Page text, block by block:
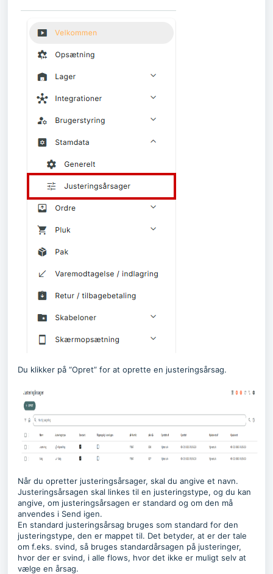
Du klikker på “Opret” for at oprette en justeringsårsag.
Når du opretter justeringsårsager, skal du angive et navn.
Justeringsårsagen skal linkes til en justeringstype, og du kan
angive, om justeringsårsagen er standard og om den må
anvendes i Send igen.
En standard justeringsårsag bruges som standard for den
justeringstype, den er mappet til. Det betyder, at er der tale
om f.eks. svind, så bruges standardårsagen på justeringer,
hvor der er svind, i alle flows, hvor det ikke er muligt selv at
vælge en årsag.